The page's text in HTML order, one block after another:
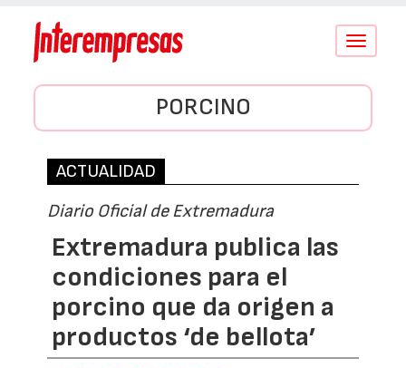
Conmutar
PORCINO
ACTUALIDAD
Diario Oficial de Extremadura
Extremadura publica las
condiciones para el
porcino que da origen a
productos ‘de bellota’